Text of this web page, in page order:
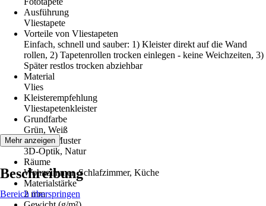
Ausführung
Vliestapete
Vorteile von Vliestapeten
Einfach, schnell und sauber: 1) Kleister direkt auf die Wand
rollen, 2) Tapetenrollen trocken einlegen - keine Weichzeiten, 3)
Später restlos trocken abziehbar
Material
Vlies
Kleisterempfehlung
Vliestapetenkleister
Grundfarbe
Grün, Weiß
Dekor / Muster
3D-Optik, Natur
Räume
Wohnzimmer, Schlafzimmer, Küche
Materialstärke
2 mm
Mehr anzeigen
Beschreibung
Bereich überspringen